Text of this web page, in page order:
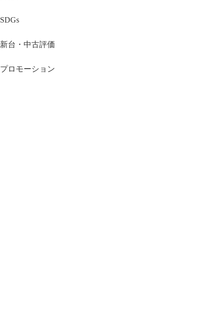
SDGs
新台・中古評価
プロモーション